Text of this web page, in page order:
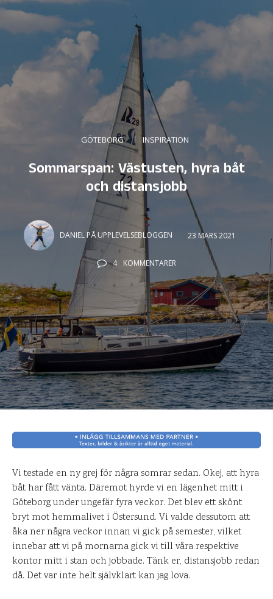
GÖTEBORG INSPIRATION
Sommarspan: Västusten, hyra båt
och distansjobb
DANIEL PÅ UPPLEVELSEBLOGGEN 23 MARS 2021
4 KOMMENTARER
Vi testade en ny grej för några somrar sedan. Okej, att hyra
båt har fått vänta. Däremot hyrde vi en lägenhet mitt i
Göteborg under ungefär fyra veckor. Det blev ett skönt
bryt mot hemmalivet i Östersund. Vi valde dessutom att
åka ner några veckor innan vi gick på semester, vilket
innebar att vi på mornarna gick vi till våra respektive
kontor mitt i stan och jobbade. Tänk er, distansjobb redan
då. Det var inte helt självklart kan jag lova.